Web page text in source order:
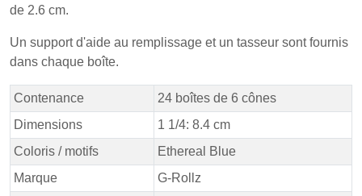
de 2.6 cm.
Un support d'aide au remplissage et un tasseur sont fournis
dans chaque boîte.
Contenance
24 boîtes de 6 cônes
Dimensions
1 1/4: 8.4 cm
Coloris / motifs
Ethereal Blue
Marque
G-Rollz